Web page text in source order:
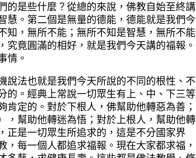
的是些什麼？從總的來說，佛教自始至終講
慧。第二個是無量的德能，德能就是我們今
知，無所不能；無所不知是智慧，無所不能
究竟圓滿的相好，就是我們今天講的福報。
情。
說法也就是我們今天所說的不同的根性、不
的。經典上常說一切眾生有上、中、下三等
肯定的。對於下根人，佛幫助他轉惡為善；
，幫助他轉迷為悟；對於上根人，幫助他轉
正是一切眾生所追求的，這是不分國家界
，每一個人都追求福報。現在大家都求福，